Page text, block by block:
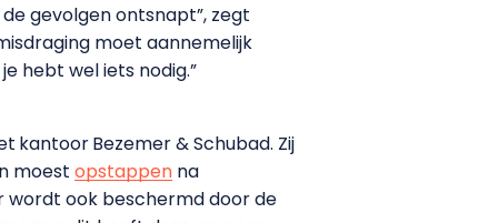
gevolgen ontsnapt”, zegt
moet aannemelijk
hebt wel iets nodig.”
kantoorBezemer & Schubad. Zij
moest opstappen na
wordt ook beschermd door de